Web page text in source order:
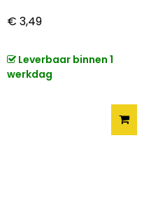
€ 3,49
Leverbaar binnen 1
werkdag